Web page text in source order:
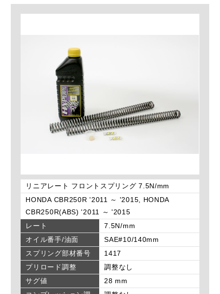
リニアレート フロントスプリング 7.5N/mm
HONDA CBR250R '2011 ～ '2015, HONDA
CBR250R(ABS) '2011 ～ '2015
レート
7.5N/mm
オイル番手/油面
SAE#10/140mm
スプリング部材番号
1417
プリロード調整
調整なし
サグ値
28 mm